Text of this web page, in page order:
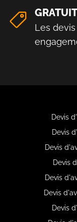
GRATUIT
Les
Devis
Devis
Devis
Devis
Devis
Devis
Devis